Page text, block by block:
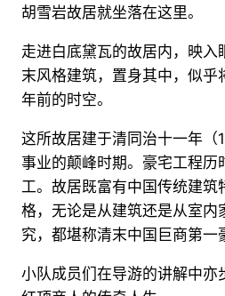
胡雪岩故居就坐落在这里。
走进白底黛瓦的故居内，映入
末风格建筑，置身其中，似乎
年前的时空。
这所故居建于清同治十一年（
事业的颠峰时期。豪宅工程历
工。故居既富有中国传统建筑
格，无论是从建筑还是从室内
究，都堪称清末中国巨商第一
小队成员们在导游的讲解中亦